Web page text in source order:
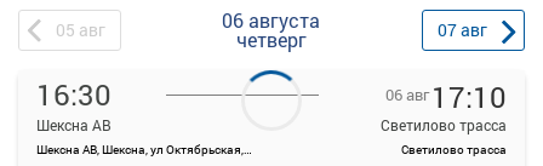
05 авг 06 августа
четверг 07авг
16:30
Шексна АВ
Шексна АВ, Шексна, ул Октябрьская, 128
06 авг 17:10
Светилово трасса
Светилово трасса
На данной странице вы можете ознакомиться с расписанием и